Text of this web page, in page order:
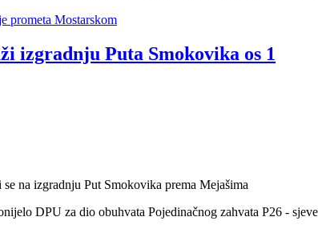
prometa Mostarskom
izgradnju Puta Smokovika os 1
na izgradnju Put Smokovika prema Mejašima
DPU za dio obuhvata Pojedinačnog zahvata P26 -